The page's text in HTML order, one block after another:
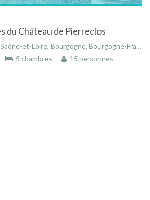
du Château de Pierreclos
et-Loire, Bourgogne, Bourgogne-Franche-Comté, France
5 chambres 15 personnes